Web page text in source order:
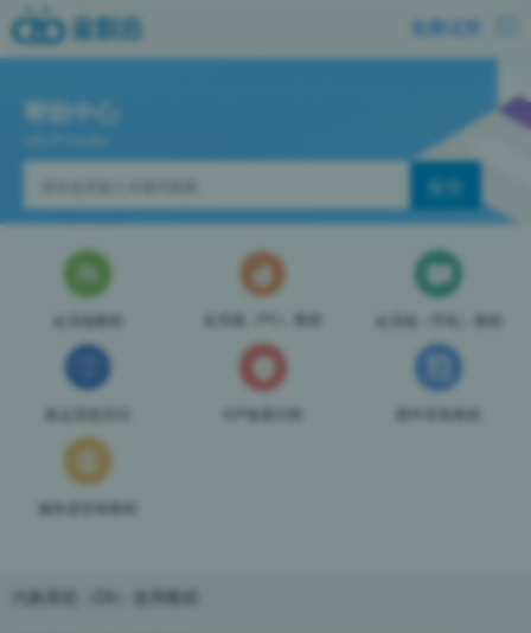
免费试用
帮助中心
会员端教程 会员端（PC）教程 会员端（手机）教程
集运系统百问 ICP备案问答 硬件安装教程
服务器安装教程
代购系统（D9）使用教程